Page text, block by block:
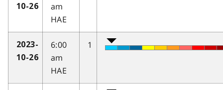
10-26
am
HAE
2023-
10-26
6:00
am
HAE
1